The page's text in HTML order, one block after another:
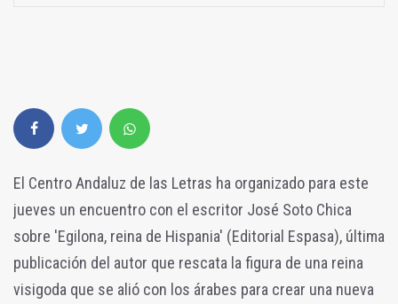
El Centro Andaluz de las Letras ha organizado para este
jueves un encuentro con el escritor José Soto Chica
sobre 'Egilona, reina de Hispania' (Editorial Espasa), última
publicación del autor que rescata la figura de una reina
visigoda que se alió con los árabes para crear una nueva